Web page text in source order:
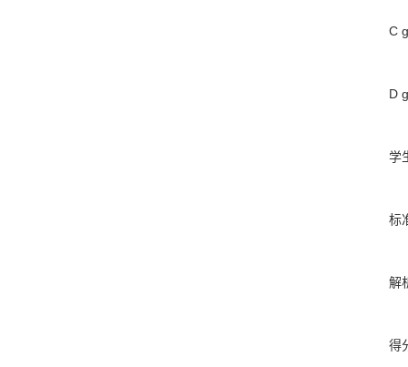
C
D
学
标
解
得